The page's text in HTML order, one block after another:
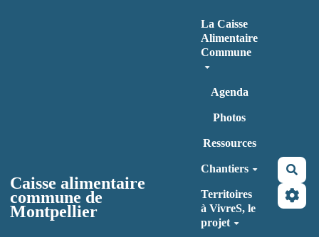
Caisse alimentaire
commune de
Montpellier
La Caisse
Alimentaire
Commune
Agenda
Photos
Ressources
Chantiers
Territoires
à VivreS, le
projet